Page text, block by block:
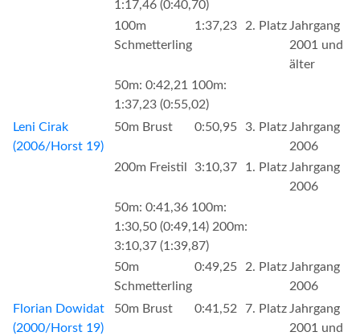
1:17,46 (0:40,70)
100m
Schmetterling
1:37,23 2. PlatzJahrgang
2001 und
älter
50m: 0:42,21 100m:
1:37,23 (0:55,02)
Leni Cirak
(2006/Horst 19)
50m Brust 0:50,95 3. PlatzJahrgang
2006
200m Freistil
3:10,37 1. PlatzJahrgang
2006
50m: 0:41,36 100m:
1:30,50 (0:49,14) 200m:
3:10,37 (1:39,87)
50m
Schmetterling
0:49,25 2. PlatzJahrgang
2006
Florian Dowidat
(2000/Horst 19)
50m Brust 0:41,52 7. PlatzJahrgang
2001 und